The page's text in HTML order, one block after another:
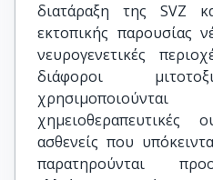
διατάραξη της SVZ
εκτοπικής παρουσίας
νευρογενετικές
διάφοροι
ασθενείς που
παρατηρούνται